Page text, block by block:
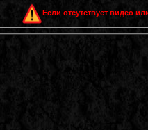
Если отсутствует видео